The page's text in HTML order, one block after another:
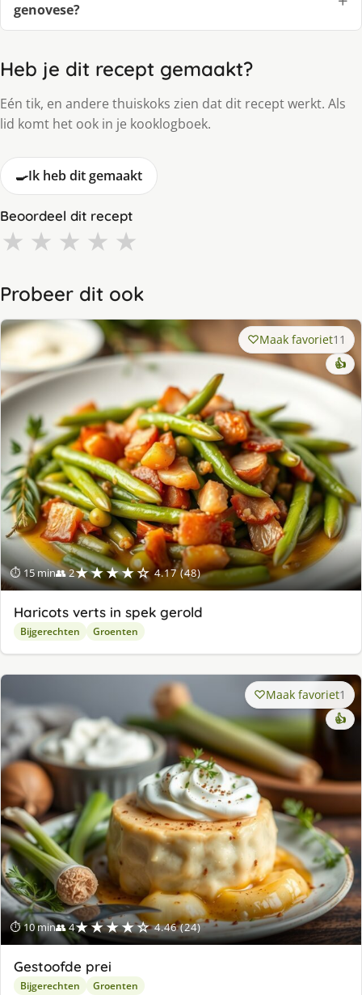
genovese?
Heb je dit recept gemaakt?
Eén tik, en andere thuiskoks zien dat dit recept werkt. Als
lid komt het ook in je kooklogboek.
🍳Ik heb dit gemaakt
Beoordeel dit recept
★ ★ ★ ★ ★
Probeer dit ook
⏱ 15 min👥 2★★★★☆ 4.17 (48)
Maak favoriet11
👍
Haricots verts in spek gerold
Bijgerechten Groenten
⏱ 10 min👥 4★★★★☆ 4.46 (24)
Maak favoriet1
👍
Gestoofde prei
Bijgerechten Groenten